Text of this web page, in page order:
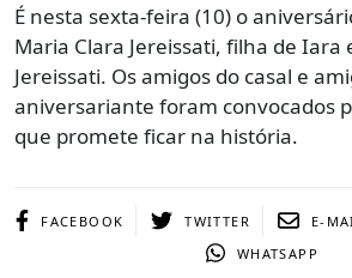
É nesta sexta-feira (10) o
Maria Clara Jereissati, filha de Iara
Jereissati. Os amigos do casal e
aniversariante foram convocados
que promete ficar na história.
FACEBOOK TWITTER E-
WHATSAPP